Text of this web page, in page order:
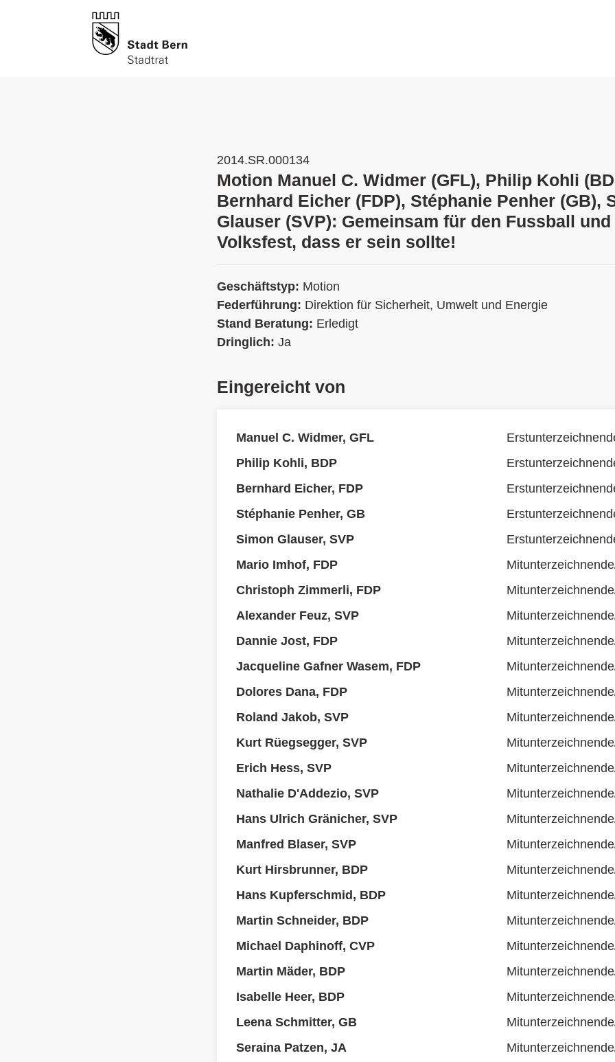
2014.SR.000134
Motion Manuel C. Widmer (GFL), Philip Kohli
Bernhard Eicher (FDP), Stéphanie Penher (GB),
Glauser (SVP): Gemeinsam für den Fussball und
Volksfest, dass er sein sollte!
Geschäftstyp: Motion
Federführung: Direktion für Sicherheit, Umwelt und Energie
Stand Beratung: Erledigt
Dringlich: Ja
Eingereicht von
Manuel C. Widmer, GFL
Philip Kohli, BDP
Bernhard Eicher, FDP
Stéphanie Penher, GB
Simon Glauser, SVP
Mario Imhof, FDP
Christoph Zimmerli, FDP
Alexander Feuz, SVP
Dannie Jost, FDP
Jacqueline Gafner Wasem, FDP
Dolores Dana, FDP
Roland Jakob, SVP
Kurt Rüegsegger, SVP
Erich Hess, SVP
Nathalie D'Addezio, SVP
Hans Ulrich Gränicher, SVP
Manfred Blaser, SVP
Kurt Hirsbrunner, BDP
Hans Kupferschmid, BDP
Martin Schneider, BDP
Michael Daphinoff, CVP
Martin Mäder, BDP
Isabelle Heer, BDP
Leena Schmitter, GB
Seraina Patzen, JA